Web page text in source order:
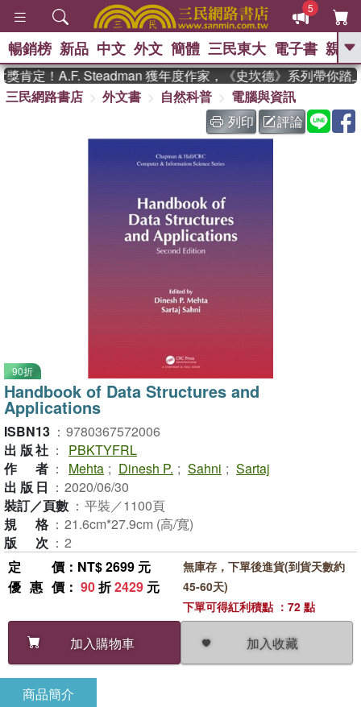
5
GO
熱搜： 東野圭吾 、 高希均教授回憶錄
The Odyssey 、 父親節 、 如果歷
史是一群喵 、 暑期推薦 、 國際布克
登輝時代 、 數學女孩：黎曼猜想
暢銷榜 新品 中文 外文 簡體 三民東大 電子書 親子
肯定！A.F. Steadman 獲年度作家，《史坎德》系列帶你踏上
三民網路書店
外文書 自然科普
電腦與資訊
列印
評論
90折
Handbook of Data Structures and
Applications
ISBN13 ： 9780367572006
出版社 ：
PBKTYFRL
作者 ： Mehta ; Dinesh P. ; Sahni ; Sartaj
出版日 ： 2020/06/30
裝訂／頁數 ： 平裝／1100頁
規格 ： 21.6cm*27.9cm (高/寬)
版次 ： 2
定價 ：NT$ 2699 元
優惠價 ： 90折2429 元
加入購物車 加入收藏
無庫存，下單後進貨(到貨天數約
45-60天)
下單可得紅利積點 ：72 點
商品簡介